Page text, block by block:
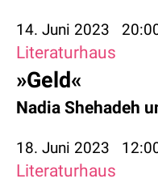
14. Juni 2023
Literaturhaus
»Geld«
Nadia Shehadeh
18. Juni 2023
Literaturhaus